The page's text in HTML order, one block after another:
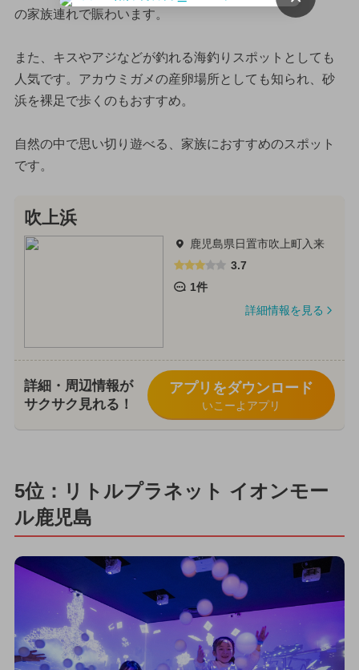
の家族連れで賑わいます。
また、キスやアジなどが釣れる海釣りスポットとしても
人気です。アカウミガメの産卵場所としても知られ、砂
浜を裸足で歩くのもおすすめ。
自然の中で思い切り遊べる、家族におすすめのスポット
です。
吹上浜
鹿児島県日置市吹上町入来
3.7
1件
詳細情報を見る
詳細・周辺情報が
サクサク見れる！
アプリをダウンロード
いこーよアプリ
5位：リトルプラネット イオンモー
ル鹿児島